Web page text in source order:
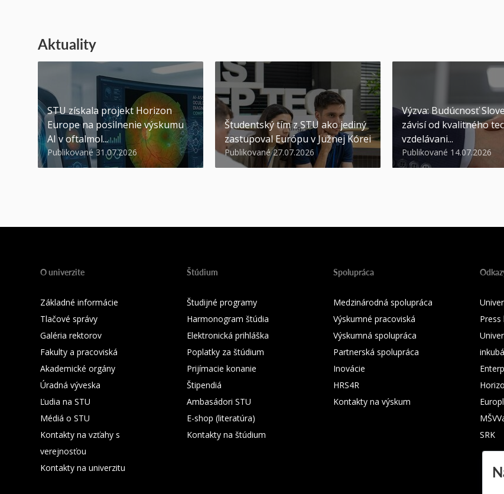
Aktuality
STU získala projekt Horizon
Europe na posilnenie výskumu
AI v oftalmol...
Publikované 31.07.2026
Študentský tím z STU ako jediný
zastupoval Európu v Južnej Kórei
Publikované 27.07.2026
Výzva: Budúcnosť
závisí od kvalitného
vzdelávani...
Publikované 14.07.2026
O univerzite
Základné informácie
Tlačové správy
Galéria rektorov
Fakulty a pracoviská
Akademické orgány
Úradná výveska
Ľudia na STU
Médiá o STU
Kontakty na vzťahy s
verejnosťou
Kontakty na univerzitu
Štúdium
Študijné programy
Harmonogram štúdia
Elektronická prihláška
Poplatky za štúdium
Prijímacie konanie
Štipendiá
Ambasádori STU
E-shop (literatúra)
Kontakty na štúdium
Spolupráca
Medzinárodná spolupráca
Výskumné pracoviská
Výskumná spolupráca
Partnerská spolupráca
Inovácie
HRS4R
Kontakty na výskum
Press
SRK